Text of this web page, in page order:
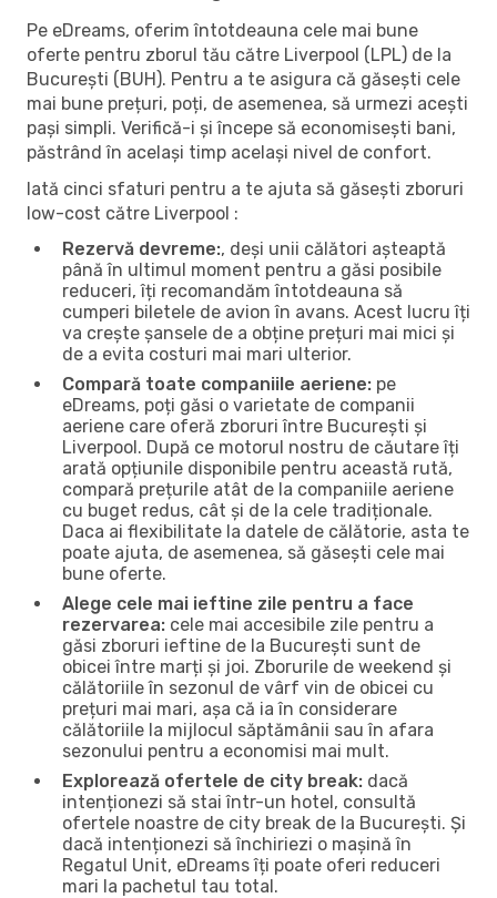
Pe eDreams, oferim întotdeauna cele mai bune
oferte pentru zborul tău către Liverpool (LPL) de la
București (BUH). Pentru a te asigura că găsești cele
mai bune prețuri, poți, de asemenea, să urmezi acești
pași simpli. Verifică-i și începe să economisești bani,
păstrând în același timp același nivel de confort.
Iată cinci sfaturi pentru a te ajuta să găsești zboruri
low-cost către Liverpool :
Rezervă devreme:, deși unii călători așteaptă
până în ultimul moment pentru a găsi posibile
reduceri, îți recomandăm întotdeauna să
cumperi biletele de avion în avans. Acest lucru îți
va crește șansele de a obține prețuri mai mici și
de a evita costuri mai mari ulterior.
Compară toate companiile aeriene: pe
eDreams, poți găsi o varietate de companii
aeriene care oferă zboruri între București și
Liverpool. După ce motorul nostru de căutare îți
arată opțiunile disponibile pentru această rută,
compară prețurile atât de la companiile aeriene
cu buget redus, cât și de la cele tradiționale.
Daca ai flexibilitate la datele de călătorie, asta te
poate ajuta, de asemenea, să găsești cele mai
bune oferte.
Alege cele mai ieftine zile pentru a face
rezervarea: cele mai accesibile zile pentru a
găsi zboruri ieftine de la București sunt de
obicei între marți și joi. Zborurile de weekend și
călătoriile în sezonul de vârf vin de obicei cu
prețuri mai mari, așa că ia în considerare
călătoriile la mijlocul săptămânii sau în afara
sezonului pentru a economisi mai mult.
Explorează ofertele de city break: dacă
intenționezi să stai într-un hotel, consultă
ofertele noastre de city break de la București. Și
dacă intenționezi să închiriezi o mașină în
Regatul Unit, eDreams îți poate oferi reduceri
mari la pachetul tau total.